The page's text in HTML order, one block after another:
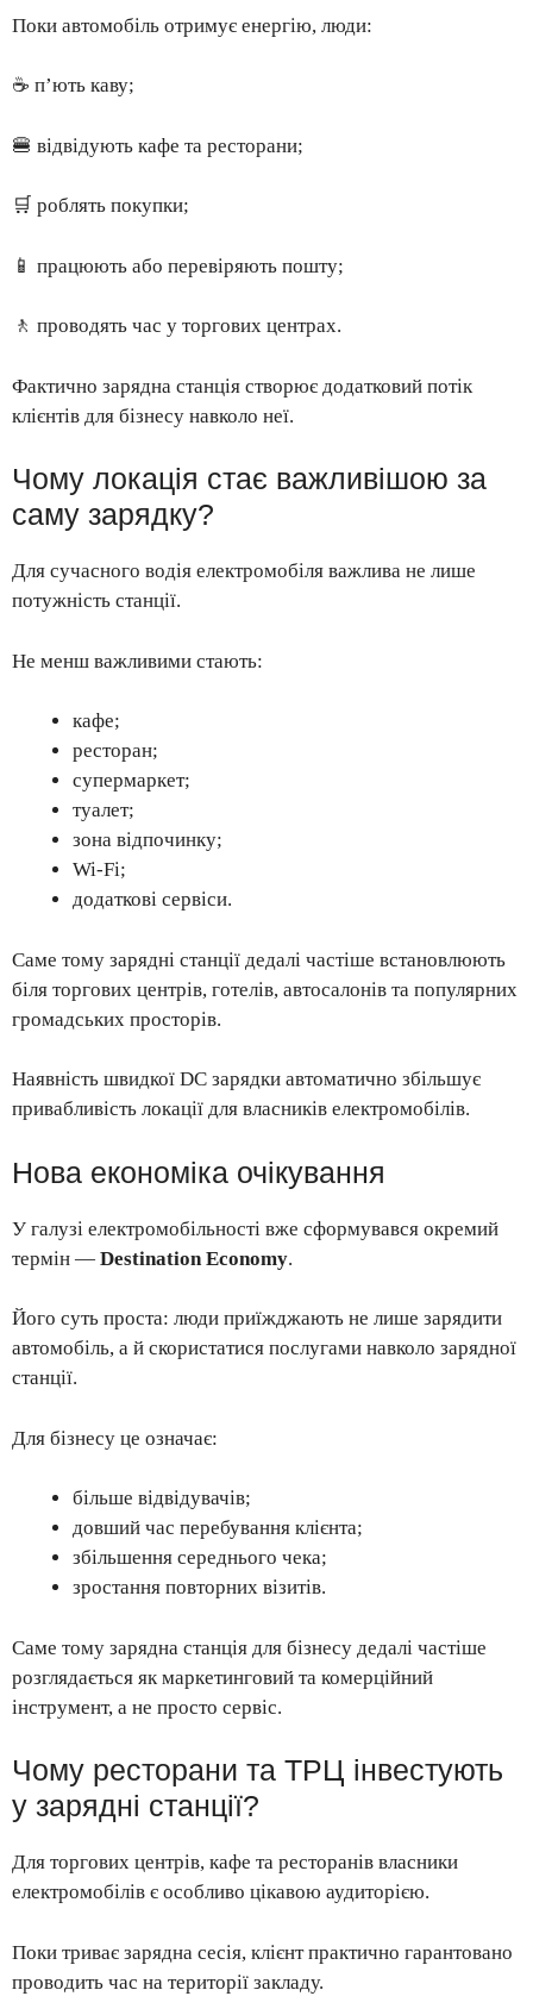
Поки автомобіль отримує енергію, люди:
☕ п’ють каву;
🍔 відвідують кафе та ресторани;
🛒 роблять покупки;
📱 працюють або перевіряють пошту;
🚶 проводять час у торгових центрах.
Фактично зарядна станція створює додатковий потік
клієнтів для бізнесу навколо неї.
Чому локація стає важливішою за
саму зарядку?
Для сучасного водія електромобіля важлива не лише
потужність станції.
Не менш важливими стають:
кафе;
ресторан;
супермаркет;
туалет;
зона відпочинку;
Wi-Fi;
додаткові сервіси.
Саме тому зарядні станції дедалі частіше встановлюють
біля торгових центрів, готелів, автосалонів та популярних
громадських просторів.
Наявність швидкої DC зарядки автоматично збільшує
привабливість локації для власників електромобілів.
Нова економіка очікування
У галузі електромобільності вже сформувався окремий
термін — Destination Economy.
Його суть проста: люди приїжджають не лише зарядити
автомобіль, а й скористатися послугами навколо зарядної
станції.
Для бізнесу це означає:
більше відвідувачів;
довший час перебування клієнта;
збільшення середнього чека;
зростання повторних візитів.
Саме тому зарядна станція для бізнесу дедалі частіше
розглядається як маркетинговий та комерційний
інструмент, а не просто сервіс.
Чому ресторани та ТРЦ інвестують
у зарядні станції?
Для торгових центрів, кафе та ресторанів власники
електромобілів є особливо цікавою аудиторією.
Поки триває зарядна сесія, клієнт практично гарантовано
проводить час на території закладу.